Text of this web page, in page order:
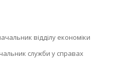
відділу економіки
служби у справах